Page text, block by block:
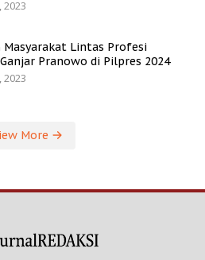
2023
Masyarakat Lintas Profesi
Pranowo di Pilpres 2024
2023
More